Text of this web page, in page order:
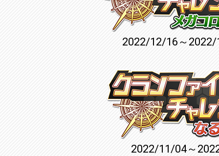
2022/12/16～
2022/11/04～